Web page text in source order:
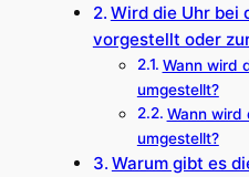
Wird die Uhr bei
vorgestellt oder
Wann wird
umgestellt?
Wann wird
umgestellt?
Warum gibt es